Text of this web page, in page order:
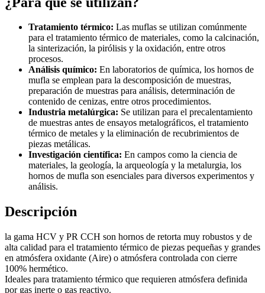
Tratamiento térmico: Las muflas se utilizan comúnmente
para el tratamiento térmico de materiales, como la calcinación,
la sinterización, la pirólisis y la oxidación, entre otros
procesos.
Análisis químico: En laboratorios de química, los hornos de
mufla se emplean para la descomposición de muestras,
preparación de muestras para análisis, determinación de
contenido de cenizas, entre otros procedimientos.
Industria metalúrgica: Se utilizan para el precalentamiento
de muestras antes de ensayos metalográficos, el tratamiento
térmico de metales y la eliminación de recubrimientos de
piezas metálicas.
Investigación científica: En campos como la ciencia de
materiales, la geología, la arqueología y la metalurgia, los
hornos de mufla son esenciales para diversos experimentos y
análisis.
Descripción
la gama HCV y PR CCH son hornos de retorta muy robustos y de
alta calidad para el tratamiento térmico de piezas pequeñas y grandes
en atmósfera oxidante (Aire) o atmósfera controlada con cierre
100% hermético.
Ideales para tratamiento térmico que requieren atmósfera definida
por gas inerte o gas reactivo.